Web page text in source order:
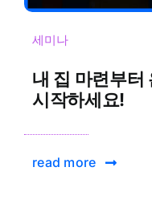
세미나
내 집 마련부터
시작하세요!
read more